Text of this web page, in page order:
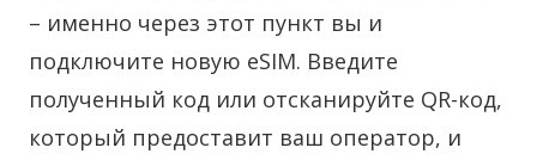
– именно через этот пункт вы и
подключите новую eSIM. Введите
полученный код или отсканируйте QR-код,
который предоставит ваш оператор, и